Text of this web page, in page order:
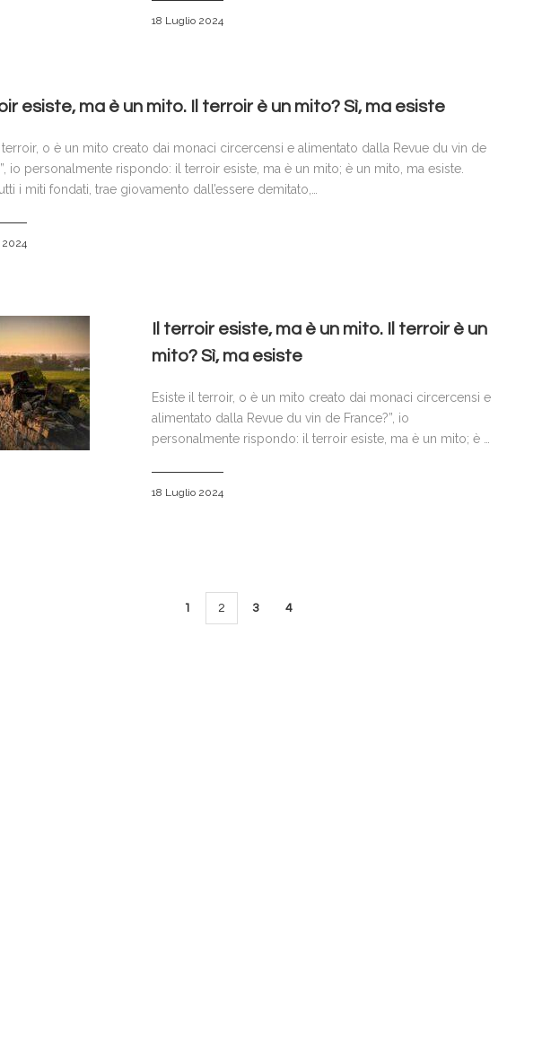
18 Luglio 2024
esiste, ma è un mito. Il terroir è un mito? Sì, ma esiste
terroir, o è un mito creato dai monaci circercensi e alimentato dalla Revue du vin de
io personalmente rispondo: il terroir esiste, ma è un mito; è un mito, ma esiste.
i miti fondati, trae giovamento dall’essere demitato,…
2024
Il terroir esiste, ma è un mito. Il terroir è un
mito? Sì, ma esiste
Esiste il terroir, o è un mito creato dai monaci circercensi e
alimentato dalla Revue du vin de France?”, io
personalmente rispondo: il terroir esiste, ma è un mito; è …
18 Luglio 2024
1 2 3 4